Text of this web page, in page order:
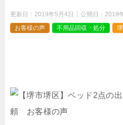
更新日： 2019年5月4日 公開日： 2019
お客様の声
不用品回収・処分